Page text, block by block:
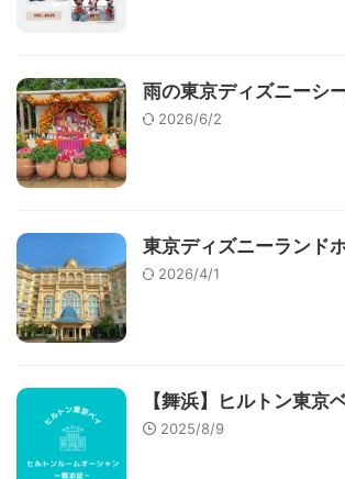
雨の東京ディズニーシ
2026/6/2
東京ディズニーランド
2026/4/1
【舞浜】ヒルトン東京
2025/8/9